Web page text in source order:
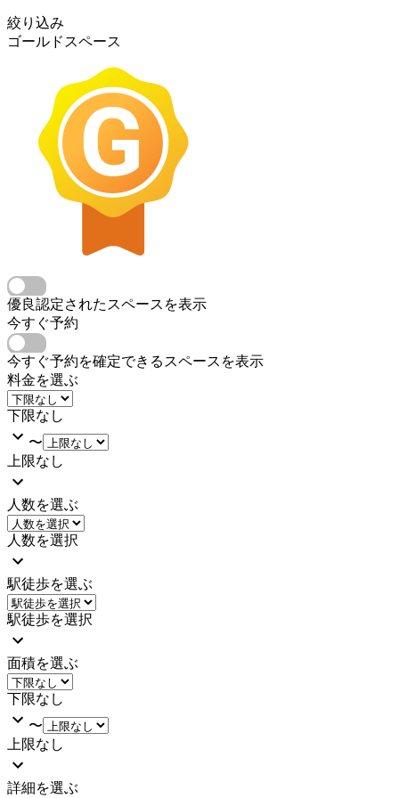
絞り込み
ゴールドスペース
優良認定されたスペースを表示
今すぐ予約
今すぐ予約を確定できるスペースを表示
料金を選ぶ
下限なし
〜
上限なし
人数を選ぶ
人数を選択
駅徒歩を選ぶ
駅徒歩を選択
面積を選ぶ
下限なし
〜
上限なし
詳細を選ぶ